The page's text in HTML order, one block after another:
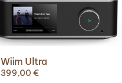
Wiim Ultra
399,00 €